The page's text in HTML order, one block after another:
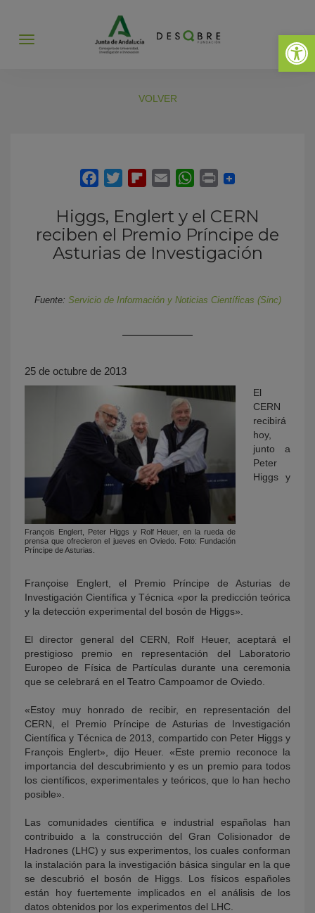
Abrir
Abrir
VOLVER
Higgs, Englert y el CERN
reciben el Premio Príncipe de
Asturias de Investigación
Fuente: Servicio de Información y Noticias Científicas (Sinc)
25 de octubre de 2013
François Englert, Peter Higgs y Rolf Heuer, en la rueda de
prensa que ofrecieron el jueves en Oviedo. Foto: Fundación
Príncipe de Asturias.
El
CERN
recibirá
hoy,
junto a
Peter
Higgs y
Françoise Englert, el Premio Príncipe de Asturias de
Investigación Científica y Técnica «por la predicción teórica
y la detección experimental del bosón de Higgs».
El director general del CERN, Rolf Heuer, aceptará el
prestigioso premio en representación del Laboratorio
Europeo de Física de Partículas durante una ceremonia
que se celebrará en el Teatro Campoamor de Oviedo.
«Estoy muy honrado de recibir, en representación del
CERN, el Premio Príncipe de Asturias de Investigación
Científica y Técnica de 2013, compartido con Peter Higgs y
François Englert», dijo Heuer. «Este premio reconoce la
importancia del descubrimiento y es un premio para todos
los científicos, experimentales y teóricos, que lo han hecho
posible».
Las comunidades científica e industrial españolas han
contribuido a la construcción del Gran Colisionador de
Hadrones (LHC) y sus experimentos, los cuales conforman
la instalación para la investigación básica singular en la que
se descubrió el bosón de Higgs. Los físicos españoles
están hoy fuertemente implicados en el análisis de los
datos obtenidos por los experimentos del LHC.